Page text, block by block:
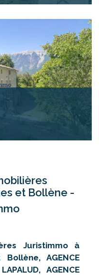
et Bollène -
Juristimmo à
Bollène, AGENCE
AGENCE